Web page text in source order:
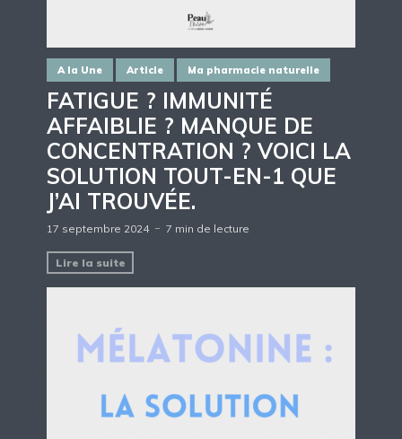
A la Une Article Ma pharmacie naturelle
FATIGUE ? IMMUNITÉ
AFFAIBLIE ? MANQUE DE
CONCENTRATION ? VOICI LA
SOLUTION TOUT-EN-1 QUE
J’AI TROUVÉE.
17 septembre 2024 7 min de lecture
Lire la suite